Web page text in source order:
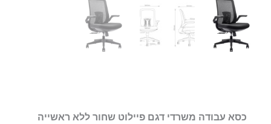
כסא עבודה משרדי דגם פיילוט שחור ללא ראשייה